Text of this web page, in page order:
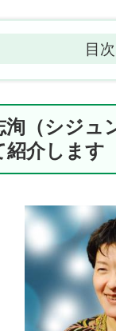
目次
（シジュ
紹介します